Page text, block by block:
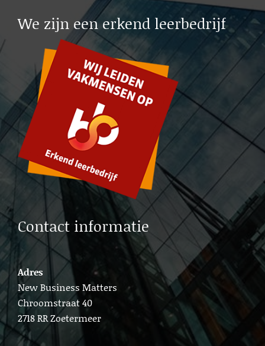
Cold calling Leiden
Cold calling Delft
Cold calling Gouda
Lead generation b2b Rotterdam
Lead generation b2b Leiden
Lead generation b2b Gouda
Lead generation b2b Delft
Lead b2b generation Amsterdam
We zijn een erkend leerbedrijf
Contact informatie
Adres
New Business Matters
Chroomstraat 40
2718 RR Zoetermeer